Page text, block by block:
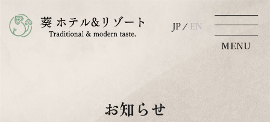
JP
EN
MENU
JP
EN
MENU
お知らせ